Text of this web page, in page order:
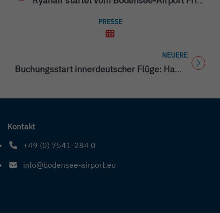
PRESSE
NEUERE
Titel für Presse
Buchungsstart innerdeutscher Flüge: Hamburg, Berlin & Düsseldorf
Kontakt
+49 (0) 7541-284 0
Telefonnummer: 4 9 0 7 5 4 1 2 8 4 0
info@bodensee-airport.eu
E-Mail Adresse: info@bodensee-airport.eu